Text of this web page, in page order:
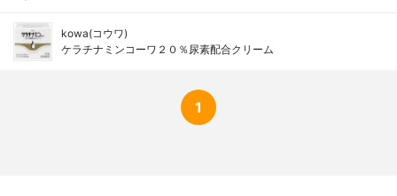
kowa(コウワ)
ケラチナミンコーワ２０％尿素配合クリーム
1